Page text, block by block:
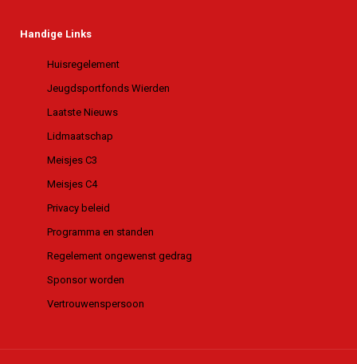
Handige Links
Huisregelement
Jeugdsportfonds Wierden
Laatste Nieuws
Lidmaatschap
Meisjes C3
Meisjes C4
Privacy beleid
Programma en standen
Regelement ongewenst gedrag
Sponsor worden
Vertrouwenspersoon